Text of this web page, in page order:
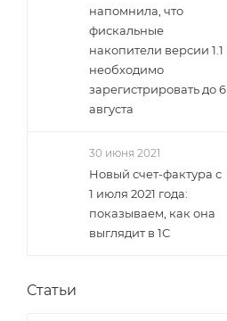
напомнила, что
фискальные
накопители версии 1.1
необходимо
зарегистрировать до 6
августа
30 июня 2021
Новый счет-фактура с
1 июля 2021 года:
показываем, как она
выглядит в 1С
Статьи